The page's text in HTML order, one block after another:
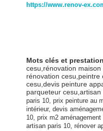
https://www.renov-
Mots clés et
cesu,rénovation
rénovation
cesu,devis peinture
parqueteur
paris 10, prix peinture au
intérieur, devis
10, prix m2
artisan paris 10, rénover